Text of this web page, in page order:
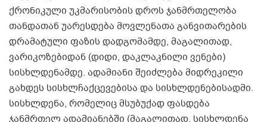
ქრონიკული უკმარისობის დროს ჯანმრთელობა
თანდათან უარესდება მოვლენათა განვითარების
დრამატული ფაზის დადგომამდე, მაგალითად,
ვარიკოზებიდან (დიდი, დაკლაკნილი ვენები)
სისხლდენამდე. ადამიანი შეიძლება მიდრეკილი
გახდეს სისხლჩაქცევებისა და სისხლდენებისადმი.
სისხლდენა, რომელიც მსუბუქად ფასდება
ჯანმრთელ ადამიანებში (მაგალითად, სისხლდენა